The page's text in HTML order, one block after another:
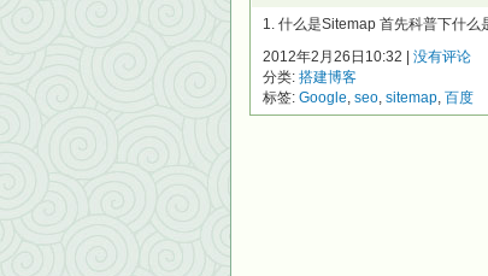
1. 什么是Sitemap 首先科普下什
2012年2月26日10:32 | 没有评论
分类: 搭建博客
标签: Google, seo, sitemap, 百度